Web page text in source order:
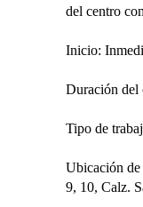
del centro
Inicio:
Duración del
Tipo de
Ubicación de
9, 10, Calz.